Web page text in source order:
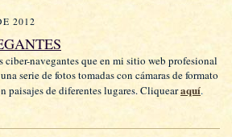
2012
ciber-navegantes que en mi sitio web profesional
serie de fotos tomadas con cámaras de formato
paisajes de diferentes lugares. Cliquearaquí.